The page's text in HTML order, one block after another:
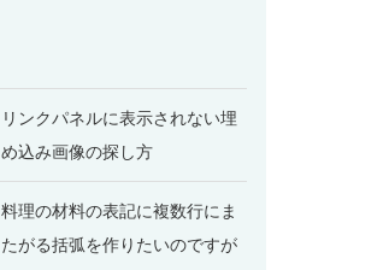
リンクパネルに表示されない埋
め込み画像の探し方
料理の材料の表記に複数行にま
たがる括弧を作りたいのですが